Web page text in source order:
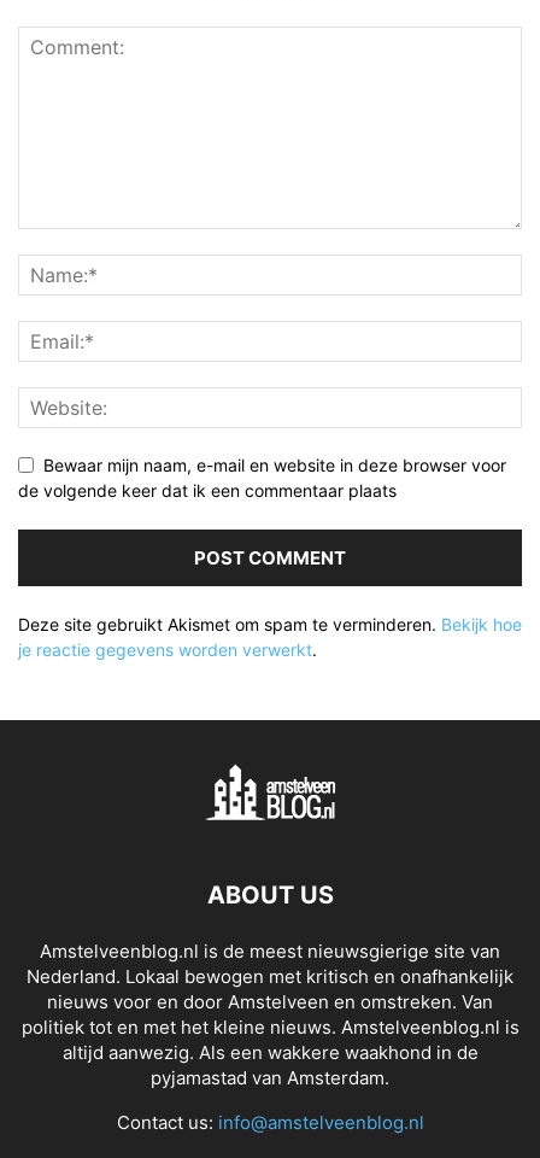
Bewaar mijn naam, e-mail en website in deze browser voor
de volgende keer dat ik een commentaar plaats
Deze site gebruikt Akismet om spam te verminderen. Bekijk hoe
je reactie gegevens worden verwerkt.
ABOUT US
Amstelveenblog.nl is de meest nieuwsgierige site van
Nederland. Lokaal bewogen met kritisch en onafhankelijk
nieuws voor en door Amstelveen en omstreken. Van
politiek tot en met het kleine nieuws. Amstelveenblog.nl is
altijd aanwezig. Als een wakkere waakhond in de
pyjamastad van Amsterdam.
Contact us: info@amstelveenblog.nl